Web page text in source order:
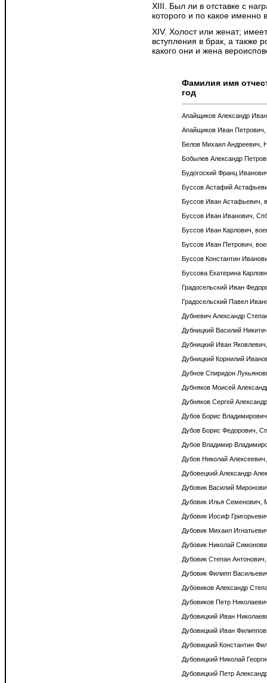
XIII. Был ли в отставке с
которого и по какое именно
XIV. Холост или женат;
вступления в брак, а также
какого они и жена
Фамилия имя
год
Апайщиков Александр
Апайщиков Иван
Белов Михаил Андреевич,
Бобылев Александр
Будогоский Франц
Буссов Астафий
Буссов Иван Астафьевич,
Буссов Иван Иванович,
Буссов Иван Карлович,
Буссов Иван Петрович,
Буссов Константин
Буссова Екатерина
Градосельский Иван
Градосельский Павел
Дубневич Александр
Дубницкий Василий
Дубницкий Иван
Дубницкий Корнилий
Дубнов Спиридон
Дубняков Моисей
Дубняков Сергей
Дубов Борис
Дубов Борис Федорович,
Дубов Владимир
Дубов Николай
Дубовецкий Александр
Дубовик Василий
Дубовик Илья Семенович,
Дубовик Иосиф
Дубовик Михаил
Дубовик Николай
Дубовик Степан
Дубовик Филипп
Дубовиков Александр
Дубовиков Петр
Дубовицкий Иван
Дубовицкий Иван
Дубовицкий Константин
Дубовицкий Николай
Дубовицкий Петр